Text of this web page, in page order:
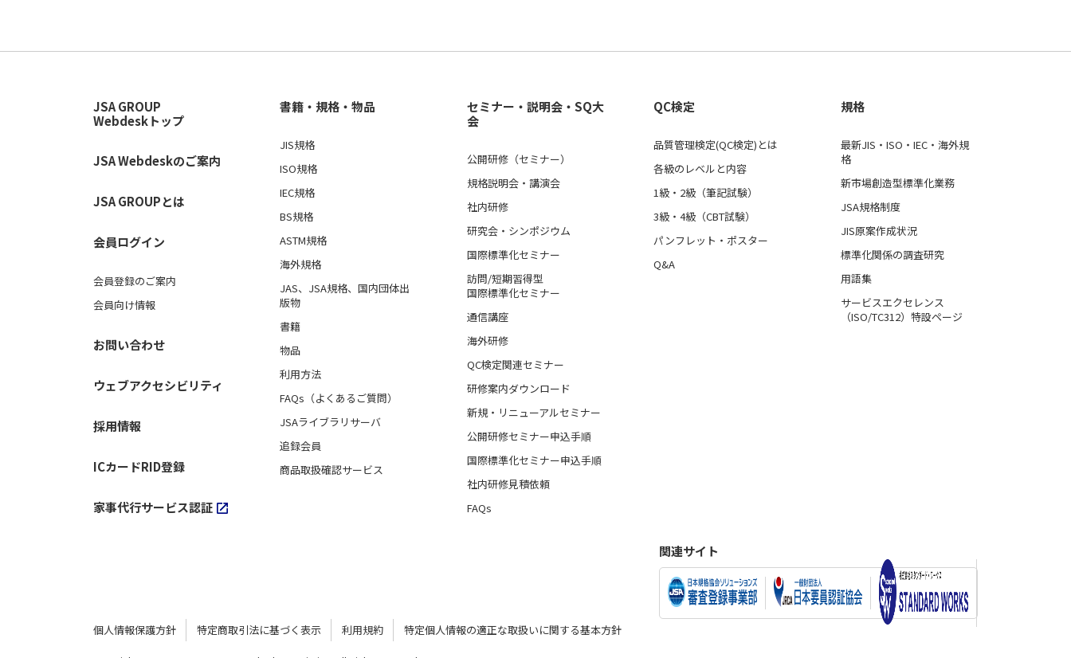
JSA GROUP
Webdeskトップ
JSA Webdeskのご案内
JSA GROUPとは
会員ログイン
会員登録のご案内
会員向け情報
お問い合わせ
ウェブアクセシビリティ
採用情報
ICカードRID登録
家事代行サービス認証
書籍・規格・物品
JIS規格
ISO規格
IEC規格
BS規格
ASTM規格
海外規格
JAS、JSA規格、国内団体出
版物
書籍
物品
利用方法
FAQs（よくあるご質問）
JSAライブラリサーバ
追録会員
商品取扱確認サービス
セミナー・説明会・SQ大
会
公開研修（セミナー）
規格説明会・講演会
社内研修
研究会・シンポジウム
国際標準化セミナー
訪問/短期習得型
国際標準化セミナー
通信講座
海外研修
QC検定関連セミナー
研修案内ダウンロード
新規・リニューアルセミナー
公開研修セミナー申込手順
国際標準化セミナー申込手順
社内研修見積依頼
FAQs
QC検定
品質管理検定(QC検定)とは
各級のレベルと内容
1級・2級（筆記試験）
3級・4級（CBT試験）
パンフレット・ポスター
Q&A
規格
最新JIS・ISO・IEC・海外規
格
新市場創造型標準化業務
JSA規格制度
JIS原案作成状況
標準化関係の調査研究
用語集
サービスエクセレンス
（ISO/TC312）特設ページ
個人情報保護方針 特定商取引法に基づく表示 利用規約 特定個人情報の適正な取扱いに関する基本方針
関連サイト